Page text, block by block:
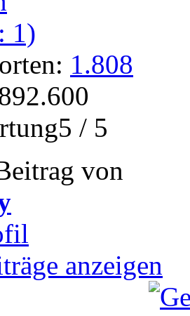
1.808
/ 5
von
anzeigen